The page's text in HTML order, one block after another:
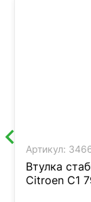
Артикул:
Втулка
Citroen C1